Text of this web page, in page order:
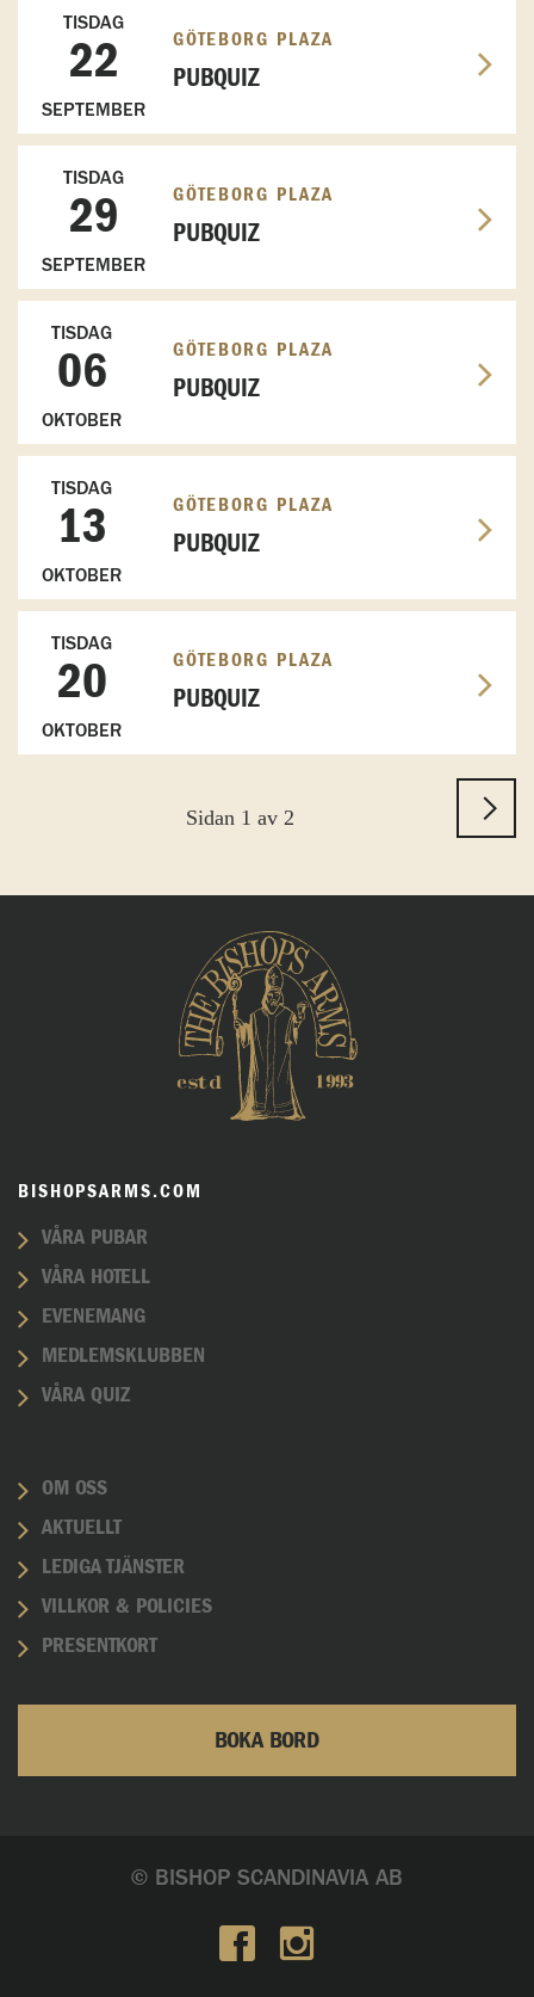
TISDAG
22
SEPTEMBER
GÖTEBORG PLAZA
PUBQUIZ
TISDAG
29
SEPTEMBER
GÖTEBORG PLAZA
PUBQUIZ
TISDAG
06
OKTOBER
GÖTEBORG PLAZA
PUBQUIZ
TISDAG
13
OKTOBER
GÖTEBORG PLAZA
PUBQUIZ
TISDAG
20
OKTOBER
GÖTEBORG PLAZA
PUBQUIZ
Sidan 1 av 2
BISHOPSARMS.COM
VÅRA PUBAR
VÅRA HOTELL
EVENEMANG
MEDLEMSKLUBBEN
VÅRA QUIZ
OM OSS
AKTUELLT
LEDIGA TJÄNSTER
VILLKOR & POLICIES
PRESENTKORT
BOKA BORD
© BISHOP SCANDINAVIA AB